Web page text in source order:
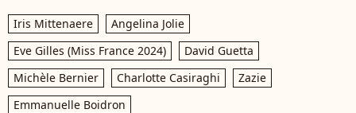
Iris Mittenaere
Angelina Jolie
Eve Gilles (Miss France 2024)
David Guetta
Michèle Bernier
Charlotte Casiraghi
Zazie
Emmanuelle Boidron